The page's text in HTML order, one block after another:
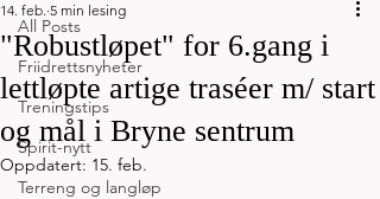
All Posts
Friidrettsnyheter
Treningstips
Spirit-nytt
Terreng og langløp
"Robustløpet" for 6.gang i
lettløpte artige traséer m/ start
og mål i Bryne sentrum
14. feb. 5 min lesing
Oppdatert: 15. feb.